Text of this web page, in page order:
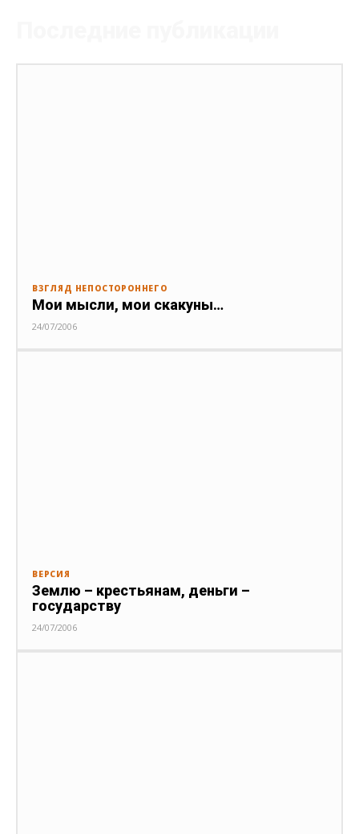
ВЗГЛЯД НЕПОСТОРОННЕГО
Мои мысли, мои скакуны…
24/07/2006
ВЕРСИЯ
Землю – крестьянам, деньги –
государству
24/07/2006